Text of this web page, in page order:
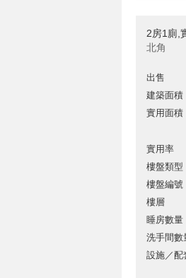
2房1廁,
北角
出售
建築面積
實用面積
實用率
樓盤類型
樓盤編號
樓層
睡房數量
洗手間數
設施／配